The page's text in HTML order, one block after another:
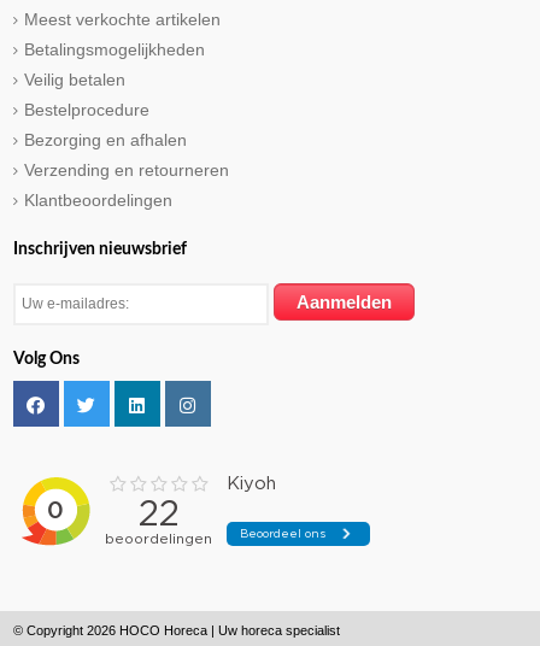
Meest verkochte artikelen
Betalingsmogelijkheden
Veilig betalen
Bestelprocedure
Bezorging en afhalen
Verzending en retourneren
Klantbeoordelingen
Inschrijven nieuwsbrief
Volg Ons
© Copyright 2026 HOCO Horeca | Uw horeca specialist